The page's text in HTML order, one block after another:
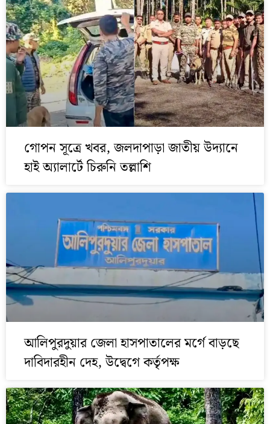
গোপন সূত্রে খবর, জলদাপাড়া জাতীয় উদ্যানে
হাই অ্যালার্টে চিরুনি তল্লাশি
আলিপুরদুয়ার জেলা হাসপাতালের মর্গে বাড়ছে
দাবিদারহীন দেহ, উদ্বেগে কর্তৃপক্ষ